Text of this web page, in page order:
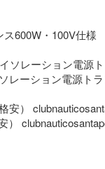
600W・100V仕様
レーション電源ト
）